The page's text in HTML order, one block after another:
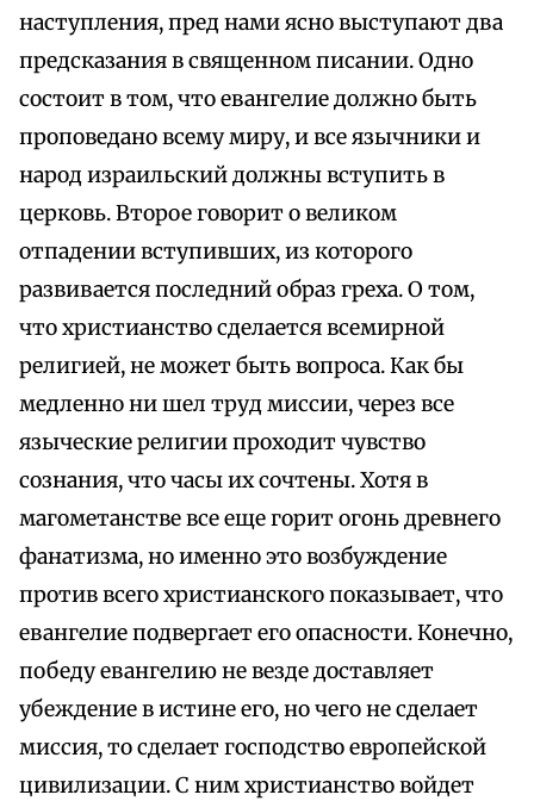
наступления, пред нами ясно выступают два
предсказания в священном писании. Одно
состоит в том, что евангелие должно быть
проповедано всему миру, и все язычники и
народ израильский должны вступить в
церковь. Второе говорит о великом
отпадении вступивших, из которого
развивается последний образ греха. О том,
что христианство сделается всемирной
религией, не может быть вопроса. Как бы
медленно ни шел труд миссии, через все
языческие религии проходит чувство
сознания, что часы их сочтены. Хотя в
магометанстве все еще горит огонь древнего
фанатизма, но именно это возбуждение
против всего христианского показывает, что
евангелие подвергает его опасности. Конечно,
победу евангелию не везде доставляет
убеждение в истине его, но чего не сделает
миссия, то сделает господство европейской
цивилизации. С ним христианство войдет